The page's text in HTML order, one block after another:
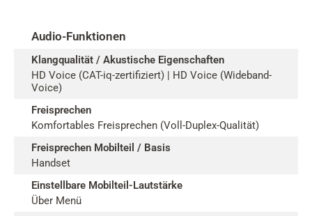
Audio-Funktionen
Klangqualität / Akustische Eigenschaften
HD Voice (CAT-iq-zertifiziert) | HD Voice (Wideband-
Voice)
Freisprechen
Komfortables Freisprechen (Voll-Duplex-Qualität)
Freisprechen Mobilteil / Basis
Handset
Einstellbare Mobilteil-Lautstärke
Über Menü